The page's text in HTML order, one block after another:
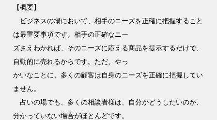
【概要】
ビジネスの場において、相手のニーズを正確に把握すること
は最重要事項です。相手の正確なニー
ズさえわかれば、そのニーズに応える商品を提示するだけで、
自動的に売れるからです。ただ、やっ
かいなことに、多くの顧客は自身のニーズを正確に把握してい
ません。
占いの場でも、多くの相談者様は、自分がどうしたいのか、
分かっていない場合がほとんどです。